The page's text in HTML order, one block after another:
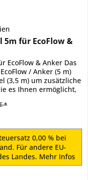
5m für EcoFlow &
EcoFlow & Anker Das
/ Anker (5 m)
(3,5 m) um zusätzliche
es Ihnen ermöglicht,
erhalten.
*
0,00 % bei
Für andere EU-
Landes. Mehr Infos